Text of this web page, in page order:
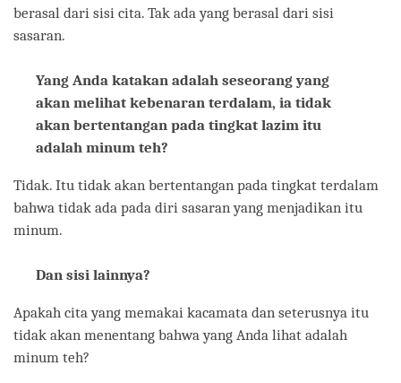
berasal dari sisi cita. Tak ada yang berasal dari sisi
sasaran.
Yang Anda katakan adalah seseorang yang
akan melihat kebenaran terdalam, ia tidak
akan bertentangan pada tingkat lazim itu
adalah minum teh?
Tidak. Itu tidak akan bertentangan pada tingkat terdalam
bahwa tidak ada pada diri sasaran yang menjadikan itu
minum.
Dan sisi lainnya?
Apakah cita yang memakai kacamata dan seterusnya itu
tidak akan menentang bahwa yang Anda lihat adalah
minum teh?